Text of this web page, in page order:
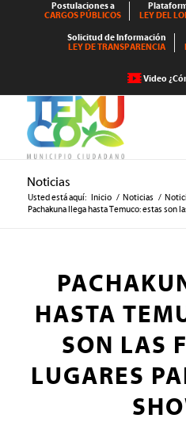
Postulaciones a
CARGOS PÚBLICOS
LEY DEL
Solicitud de Información
LEY DE TRANSPARENCIA
Video
Noticias
Usted está aquí: Inicio / Noticias /
Pachakuna llega hasta Temuco: estas son
HASTA
SON LAS
LUGARES